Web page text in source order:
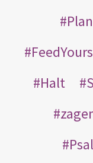
Halt